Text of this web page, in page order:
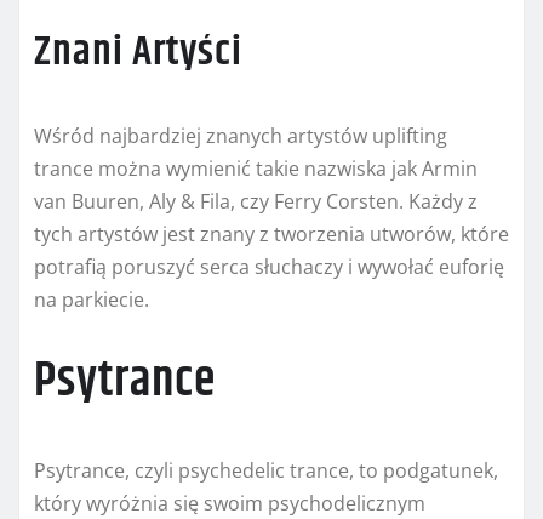
Znani Artyści
Wśród najbardziej znanych artystów uplifting
trance można wymienić takie nazwiska jak Armin
van Buuren, Aly & Fila, czy Ferry Corsten. Każdy z
tych artystów jest znany z tworzenia utworów, które
potrafią poruszyć serca słuchaczy i wywołać euforię
na parkiecie.
Psytrance
Psytrance, czyli psychedelic trance, to podgatunek,
który wyróżnia się swoim psychodelicznym